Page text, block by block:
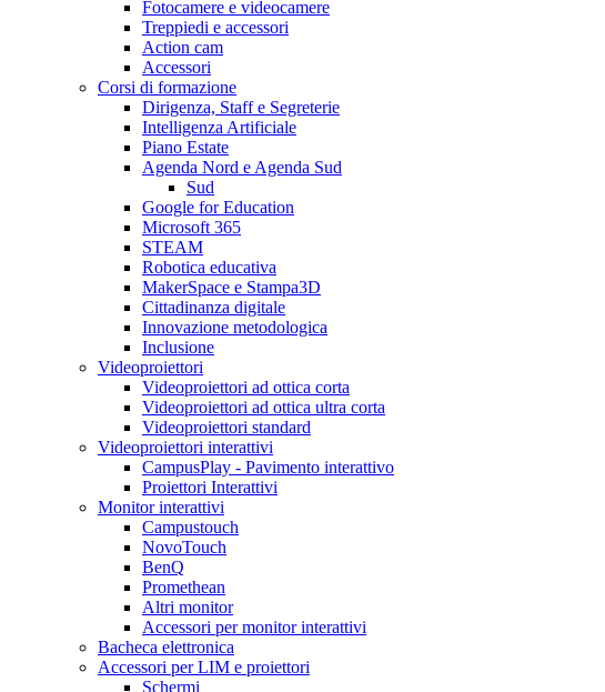
Fotocamere e videocamere
Treppiedi e accessori
Action cam
Accessori
Corsi di formazione
Dirigenza, Staff e Segreterie
Intelligenza Artificiale
Piano Estate
Agenda Nord e Agenda Sud
Sud
Google for Education
Microsoft 365
STEAM
Robotica educativa
MakerSpace e Stampa3D
Cittadinanza digitale
Innovazione metodologica
Inclusione
Videoproiettori
Videoproiettori ad ottica corta
Videoproiettori ad ottica ultra corta
Videoproiettori standard
Videoproiettori interattivi
CampusPlay - Pavimento interattivo
Proiettori Interattivi
Monitor interattivi
Campustouch
NovoTouch
BenQ
Promethean
Altri monitor
Accessori per monitor interattivi
Bacheca elettronica
Accessori per LIM e proiettori
Schermi